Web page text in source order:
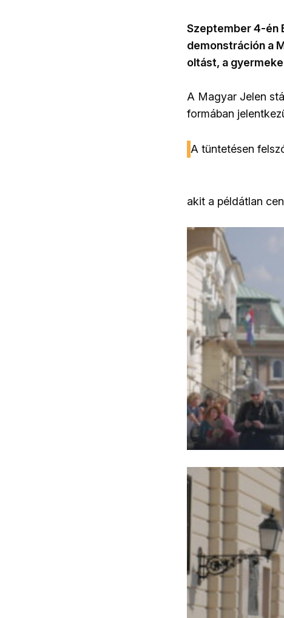
Szeptember 4-én
demonstráción a
oltást, a
A Magyar Jelen
formában
A tüntetésen
akit a példátlan